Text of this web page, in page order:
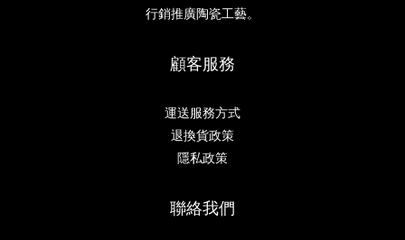
行銷推廣陶瓷工藝。
顧客服務
運送服務方式
退換貨政策
隱私政策
聯絡我們